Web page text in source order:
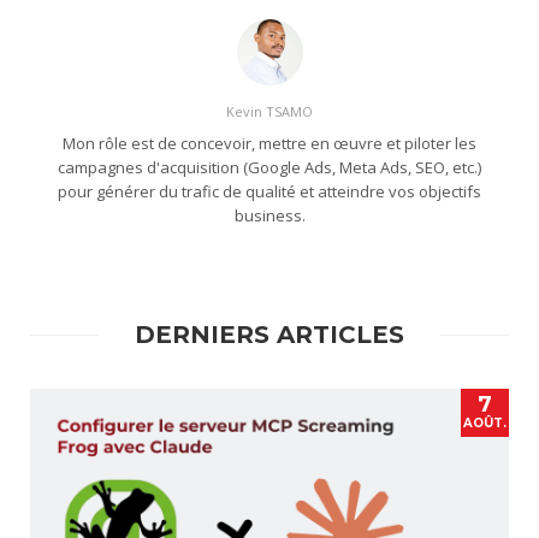
Kevin TSAMO
Mon rôle est de concevoir, mettre en œuvre et piloter les
campagnes d'acquisition (Google Ads, Meta Ads, SEO, etc.)
pour générer du trafic de qualité et atteindre vos objectifs
business.
DERNIERS ARTICLES
7
AOÛT.